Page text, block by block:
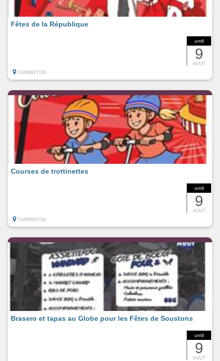
until
9
AOUT
Fêtes de la République
CAPBRETON
until
9
AOUT
Courses de trottinettes
CAPBRETON
until
9
AOUT
Brasero et tapas au Globe pour les Fêtes de Soustons